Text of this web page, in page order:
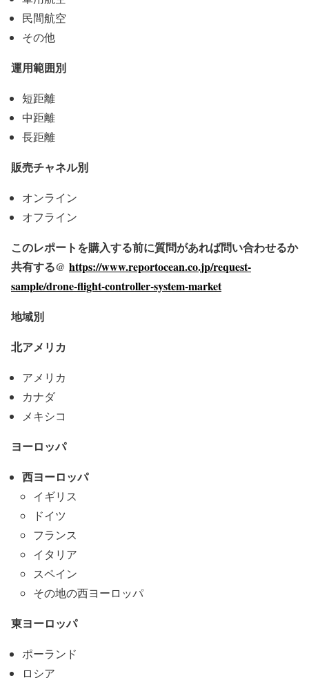
民間航空
その他
運用範囲別
短距離
中距離
長距離
販売チャネル別
オンライン
オフライン
このレポートを購入する前に質問があれば問い合わせるか
共有する@ https://www.reportocean.co.jp/request-
sample/drone-flight-controller-system-market
地域別
北アメリカ
アメリカ
カナダ
メキシコ
ヨーロッパ
西ヨーロッパ
イギリス
ドイツ
フランス
イタリア
スペイン
その地の西ヨーロッパ
東ヨーロッパ
ポーランド
ロシア